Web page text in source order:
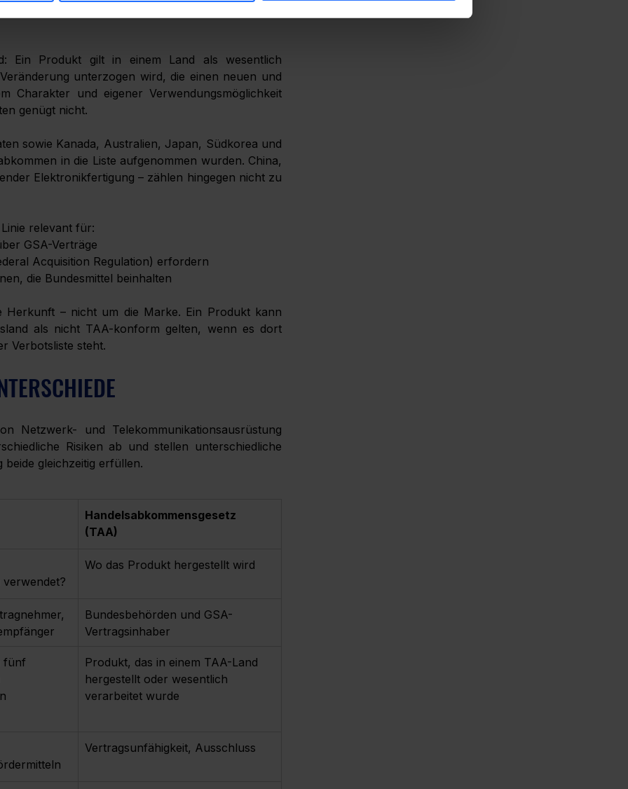
oder in einem vom TAA festgelegten Land
Ein Produkt gilt in einem Land als wesentlich
unterzogen wird, die einen neuen und
Charakter und eigener Verwendungsmöglichkeit
genügt nicht.
sowie Kanada, Australien, Japan, Südkorea und
in die Liste aufgenommen wurden. China,
Elektronikfertigung – zählen hingegen nicht zu
relevant für:
GSA-Verträge
Acquisition Regulation) erfordern
die Bundesmittel beinhalten
– nicht um die Marke. Ein Produkt kann
als nicht TAA-konform gelten, wenn es dort
Verbotsliste steht.
Netzwerk- und Telekommunikationsausrüstung
Risiken ab und stellen unterschiedliche
gleichzeitig erfüllen.
Handelsabkommensgesetz
(TAA)
Wo das Produkt hergestellt wird
Bundesbehörden und GSA-
Vertragsinhaber
fünf
Produkt, das in einem TAA-Land
hergestellt oder wesentlich
verarbeitet wurde
Vertragsunfähigkeit, Ausschluss